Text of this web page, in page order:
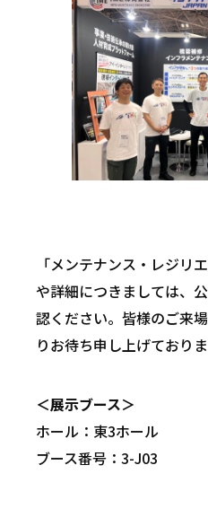
「メンテナンス・レジリ
や詳細につきましては、
認ください。皆様のご来
りお待ち申し上げておりま
＜展示ブース＞
ホール：東3ホール
ブース番号：3-J03